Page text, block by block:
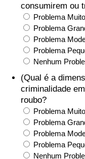
consumirem ou
Problema
Problema
Problema
Problema
Nenhum
(Qual é a
criminalidade
roubo?
Problema
Problema
Problema
Problema
Nenhum